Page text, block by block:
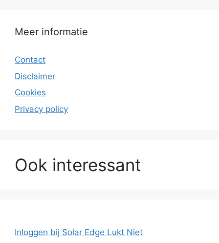
Meer informatie
Contact
Disclaimer
Cookies
Privacy policy
Ook interessant
Inloggen bij Solar Edge Lukt Niet